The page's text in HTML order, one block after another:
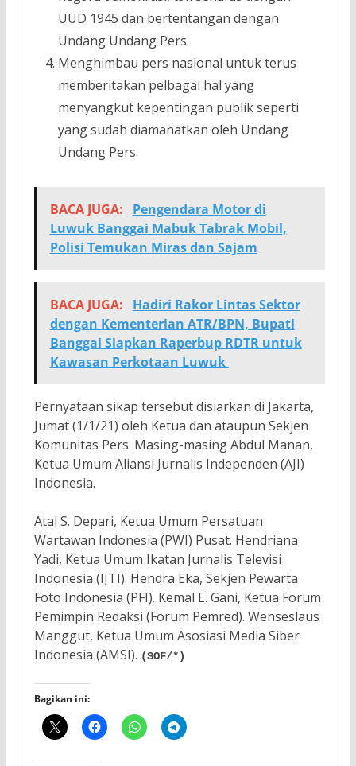
UUD 1945 dan bertentangan dengan
Undang Undang Pers.
Menghimbau pers nasional untuk terus
memberitakan pelbagai hal yang
menyangkut kepentingan publik seperti
yang sudah diamanatkan oleh Undang
Undang Pers.
BACA JUGA:
Pengendara Motor di
Luwuk Banggai Mabuk Tabrak Mobil,
Polisi Temukan Miras dan Sajam
BACA JUGA:
Hadiri Rakor Lintas Sektor
dengan Kementerian ATR/BPN, Bupati
Banggai Siapkan Raperbup RDTR untuk
Kawasan Perkotaan Luwuk
Pernyataan sikap tersebut disiarkan di Jakarta,
Jumat (1/1/21) oleh Ketua dan ataupun Sekjen
Komunitas Pers. Masing-masing Abdul Manan,
Ketua Umum Aliansi Jurnalis Independen (AJI)
Indonesia.
Atal S. Depari, Ketua Umum Persatuan
Wartawan Indonesia (PWI) Pusat. Hendriana
Yadi, Ketua Umum Ikatan Jurnalis Televisi
Indonesia (IJTI). Hendra Eka, Sekjen Pewarta
Foto Indonesia (PFI). Kemal E. Gani, Ketua Forum
Pemimpin Redaksi (Forum Pemred). Wenseslaus
Manggut, Ketua Umum Asosiasi Media Siber
Indonesia (AMSI). (SOF/*)
Bagikan ini: